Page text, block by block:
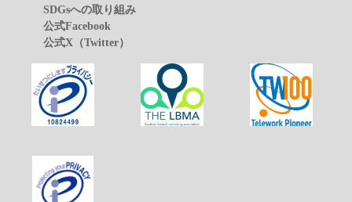
SDGsへの取り組み
公式Facebook
公式X（Twitter）